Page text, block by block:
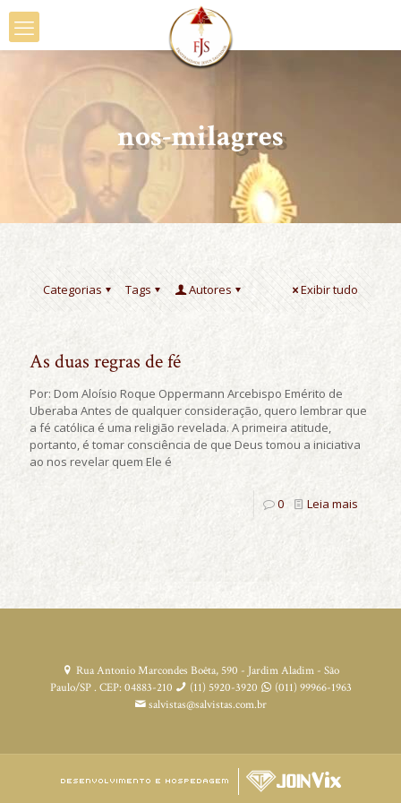
nos-milagres
Categorias Tags Autores Exibir tudo
As duas regras de fé
Por: Dom Aloísio Roque Oppermann Arcebispo Emérito de
Uberaba Antes de qualquer consideração, quero lembrar que
a fé católica é uma religião revelada. A primeira atitude,
portanto, é tomar consciência de que Deus tomou a iniciativa
ao nos revelar quem Ele é
0 Leia mais
Rua Antonio Marcondes Boêta, 590 - Jardim Aladim - São
Paulo/SP . CEP: 04883-210
(11) 5920-3920
(011) 99966-1963
salvistas@salvistas.com.br